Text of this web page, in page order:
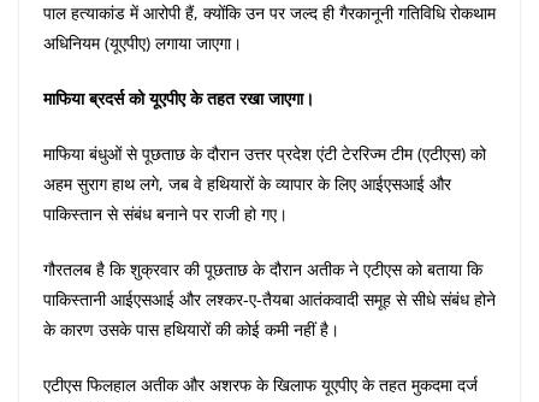
पाल हत्याकांड में आरोपी हैं, क्योंकि उन पर जल्द ही गैरकानूनी गतिविधि रोकथाम
अधिनियम (यूएपीए) लगाया जाएगा।
माफिया ब्रदर्स को यूएपीए के तहत रखा जाएगा।
माफिया बंधुओं से पूछताछ के दौरान उत्तर प्रदेश एंटी टेररिज्म टीम (एटीएस) को
अहम सुराग हाथ लगे, जब वे हथियारों के व्यापार के लिए आईएसआई और
पाकिस्तान से संबंध बनाने पर राजी हो गए।
गौरतलब है कि शुक्रवार की पूछताछ के दौरान अतीक ने एटीएस को बताया कि
पाकिस्तानी आईएसआई और लश्कर-ए-तैयबा आतंकवादी समूह से सीधे संबंध होने
के कारण उसके पास हथियारों की कोई कमी नहीं है।
एटीएस फिलहाल अतीक और अशरफ के खिलाफ यूएपीए के तहत मुकदमा दर्ज